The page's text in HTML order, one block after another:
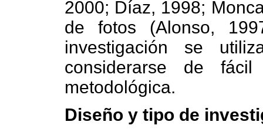
2000; Díaz, 1998;
de fotos (Alonso,
investigación se
considerarse de
metodológica.
Diseño y tipo de